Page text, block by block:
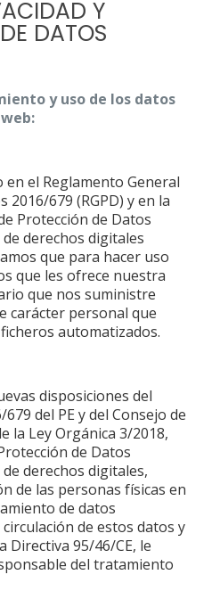
Y
DATOS
y uso de los datos
en el Reglamento General
2016/679 (RGPD) y en la
Protección de Datos
derechos digitales
que para hacer uso
que les ofrece nuestra
que nos suministre
carácter personal que
automatizados.
disposiciones del
del PE y del Consejo de
la Ley Orgánica 3/2018,
de Datos
derechos digitales,
de las personas físicas en
de datos
de estos datos y
Directiva 95/46/CE, le
del tratamiento